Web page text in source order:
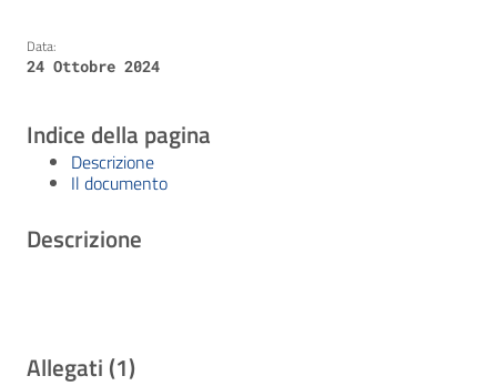
Data:
24 Ottobre 2024
Indice della pagina
Descrizione
Il documento
Descrizione
Allegati (1)